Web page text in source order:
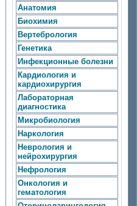
Анатомия
Биохимия
Вертебрология
Генетика
Инфекционные болезни
Кардиология и
кардиохирургия
Лабораторная
диагностика
Микробиология
Наркология
Неврология и
нейрохирургия
Нефрология
Онкология и
гематология